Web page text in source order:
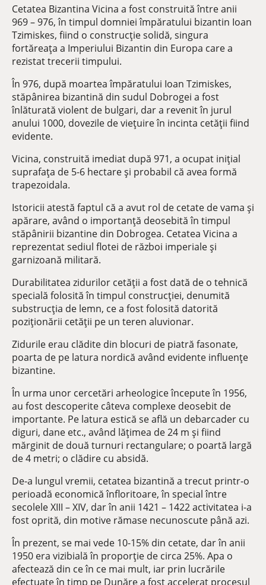
Cetatea Bizantina Vicina a fost construită între anii
969 – 976, în timpul domniei împăratului bizantin Ioan
Tzimiskes, fiind o construcție solidă, singura
fortăreața a Imperiului Bizantin din Europa care a
rezistat trecerii timpului.
În 976, după moartea împăratului Ioan Tzimiskes,
stăpânirea bizantină din sudul Dobrogei a fost
înlăturată violent de bulgari, dar a revenit în jurul
anului 1000, dovezile de vieţuire în incinta cetăţii fiind
evidente.
Vicina, construită imediat după 971, a ocupat iniţial
suprafaţa de 5-6 hectare şi probabil că avea formă
trapezoidala.
Istoricii atestă faptul că a avut rol de cetate de vama și
apărare, având o importanță deosebită în timpul
stăpânirii bizantine din Dobrogea. Cetatea Vicina a
reprezentat sediul flotei de război imperiale și
garnizoană militară.
Durabilitatea zidurilor cetății a fost dată de o tehnică
specială folosită în timpul construcției, denumită
substrucția de lemn, ce a fost folosită datorită
poziționării cetății pe un teren aluvionar.
Zidurile erau clădite din blocuri de piatră fasonate,
poarta de pe latura nordică având evidente influențe
bizantine.
În urma unor cercetări arheologice începute în 1956,
au fost descoperite câteva complexe deosebit de
importante. Pe latura estică se află un debarcader cu
diguri, dane etc., având lăţimea de 24 m şi fiind
mărginit de două turnuri rectangulare; o poartă largă
de 4 metri; o clădire cu absidă.
De-a lungul vremii, cetatea bizantină a trecut printr-o
perioadă economică înfloritoare, în special între
secolele XIII – XIV, dar în anii 1421 – 1422 activitatea i-a
fost oprită, din motive rămase necunoscute până azi.
În prezent, se mai vede 10-15% din cetate, dar în anii
1950 era vizibială în proporţie de circa 25%. Apa o
afectează din ce în ce mai mult, iar prin lucrările
efectuate în timp pe Dunăre a fost accelerat procesul